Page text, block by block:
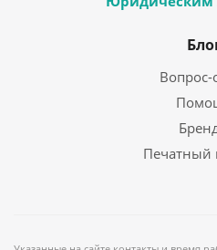
Вопрос-
Печатный